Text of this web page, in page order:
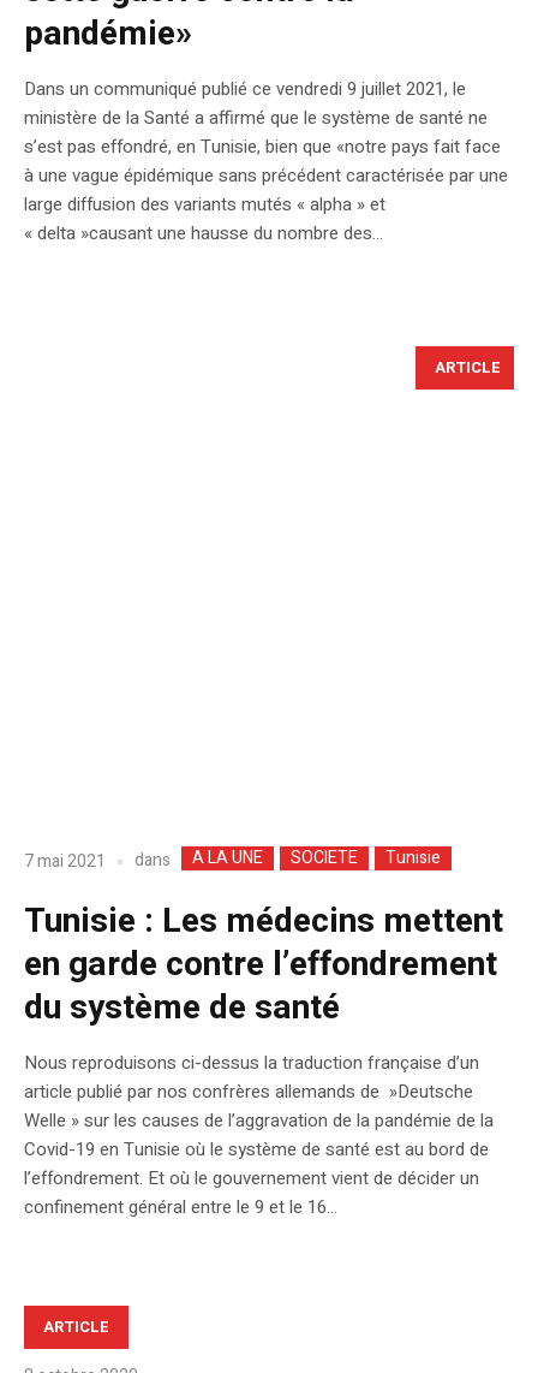
pandémie»
Dans un communiqué publié ce vendredi 9 juillet 2021, le
ministère de la Santé a affirmé que le système de santé ne
s’est pas effondré, en Tunisie, bien que «notre pays fait face
à une vague épidémique sans précédent caractérisée par une
large diffusion des variants mutés « alpha » et
« delta »causant une hausse du nombre des...
ARTICLE
7 mai 2021 dans A LA UNE SOCIETE Tunisie
Tunisie : Les médecins mettent
en garde contre l’effondrement
du système de santé
Nous reproduisons ci-dessus la traduction française d’un
article publié par nos confrères allemands de »Deutsche
Welle » sur les causes de l’aggravation de la pandémie de la
Covid-19 en Tunisie où le système de santé est au bord de
l’effondrement. Et où le gouvernement vient de décider un
confinement général entre le 9 et le 16...
ARTICLE